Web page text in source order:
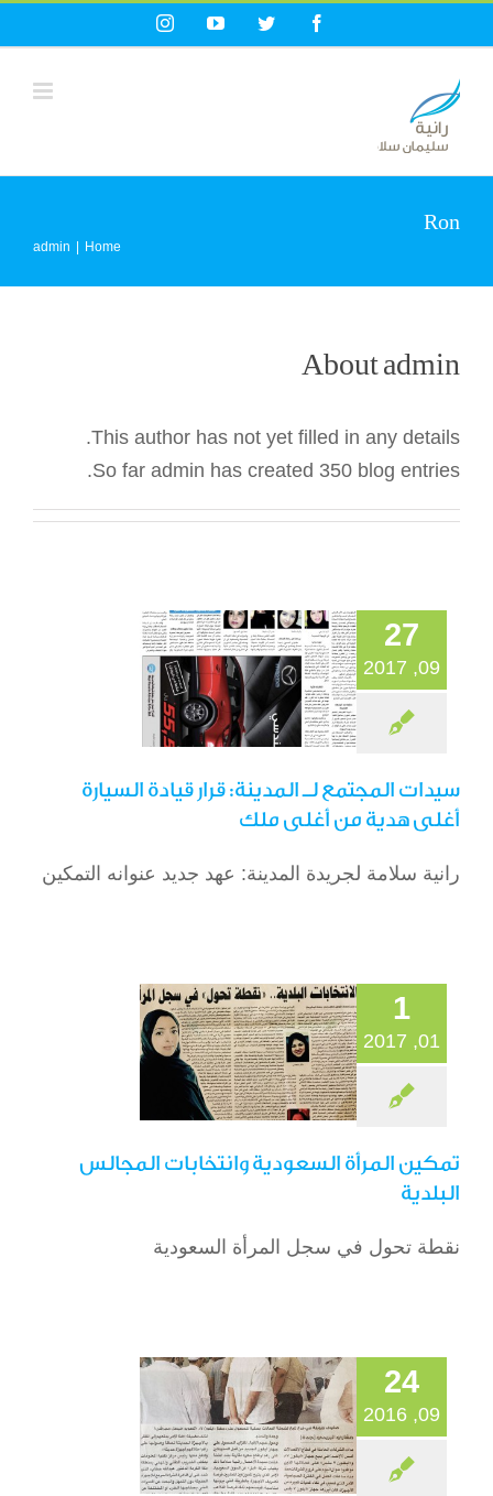
to
content
Facebook
Twitter
YouTube
Instagram
Ron
Home
admin
Aboutadmin
This author has not yet filled in any details.
So far admin has created 350 blog entries.
27
09, 2017
من أغلى ملك
الصحافة
سيدات المجتمع لـ المدينة: قرار قيادة السيارة
أغلى هدية من أغلى ملك
رانية سلامة لجريدة المدينة: عهد جديد عنوانه التمكين
1
01, 2017
تمكين المرأة
الصحافة
تمكين المرأة السعودية وانتخابات المجالس
البلدية
نقطة تحول في سجل المرأة السعودية
24
09, 2016